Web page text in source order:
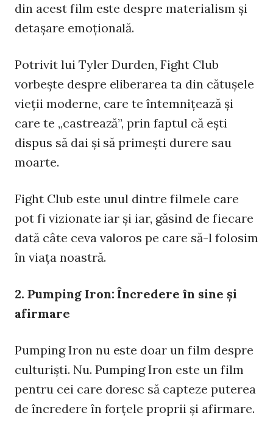
din acest film este despre materialism şi
detaşare emoţională.
Potrivit lui Tyler Durden, Fight Club
vorbeşte despre eliberarea ta din cătuşele
vieţii moderne, care te întemniţează şi
care te „castrează”, prin faptul că eşti
dispus să dai şi să primeşti durere sau
moarte.
Fight Club este unul dintre filmele care
pot fi vizionate iar şi iar, găsind de fiecare
dată câte ceva valoros pe care să-l folosim
în viaţa noastră.
2. Pumping Iron: Încredere în sine şi
afirmare
Pumping Iron nu este doar un film despre
culturişti. Nu. Pumping Iron este un film
pentru cei care doresc să capteze puterea
de încredere în forţele proprii şi afirmare.